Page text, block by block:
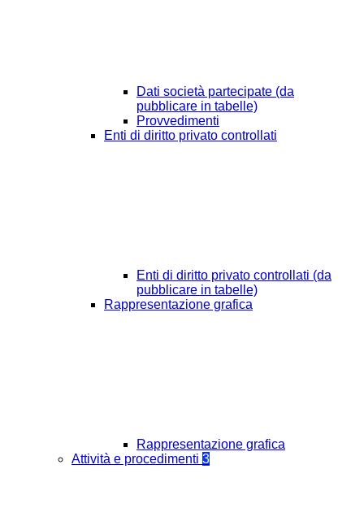
Dati società partecipate (da
pubblicare in tabelle)
Provvedimenti
Enti di diritto privato controllati
Enti di diritto privato controllati (da
pubblicare in tabelle)
Rappresentazione grafica
Rappresentazione grafica
Attività e procedimenti 3